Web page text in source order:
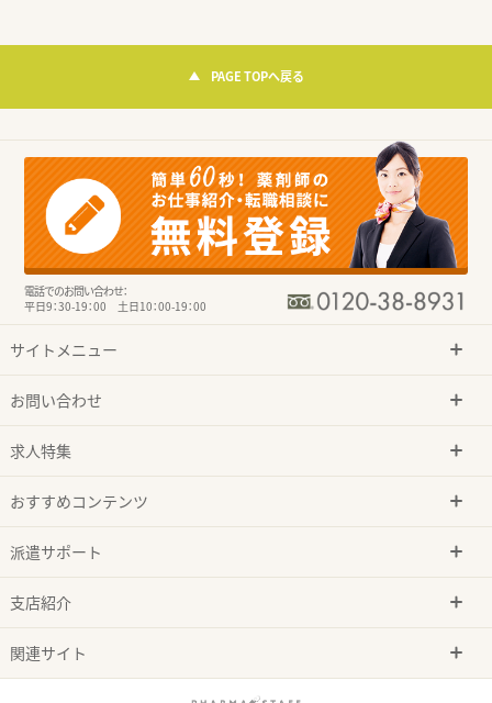
PAGE TOPへ戻る
電話でのお問い合わせ：
平日9：30-19：00 土日10：00-19：00
サイトメニュー
お問い合わせ
求人特集
おすすめコンテンツ
派遣サポート
支店紹介
関連サイト